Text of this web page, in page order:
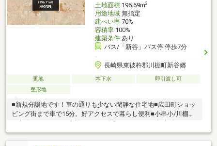
土地面積196.69m2
用途地域無指定
建ぺい率70%
容積率100%
建築条件あり
バス/「新谷」バス停 停歩7分
長崎県東彼杵郡川棚町新谷郷
更地 本下水
即引渡し可
整形地
■新規分譲地です！車の通りも少ない閑静な住宅地■広田町ショッ
ピング街まで車で15分。好アクセスで暮らし便利■小串小/川棚中
～土地案内、間取りご提案、モデルハウス見学会、ライフプラン
セミナーも随時行っております♪～こんなお悩みありませんか？家